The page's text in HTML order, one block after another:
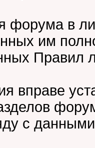
форума в
им
Правил
вправе
с